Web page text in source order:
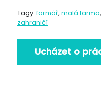
Tagy:farmář, malá farma,
zahraničí